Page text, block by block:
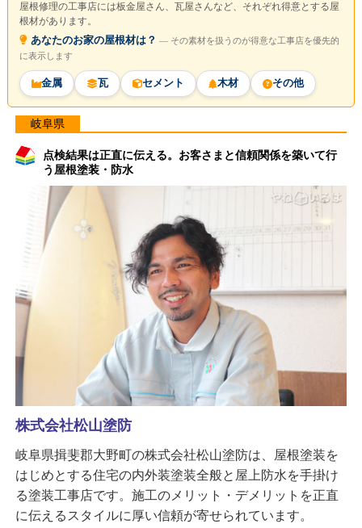
屋根修理の工事店には板金屋さん、瓦屋さんなど、それぞれ得意とする屋
根材があります。
あなたのお家の屋根材は？ ― その素材を扱うのが得意な工事店を優先的
に表示します
金属 瓦 セメント 木材 その他
岐阜県
点検結果は正直に伝える。お客さまと信頼関係を築いて行
う屋根塗装・防水
株式会社松山塗防
岐阜県揖斐郡大野町の株式会社松山塗防は、屋根塗装を
はじめとする住宅の内外装塗装全般と屋上防水を手掛け
る塗装工事店です。施工のメリット・デメリットを正直
に伝えるスタイルに厚い信頼が寄せられています。